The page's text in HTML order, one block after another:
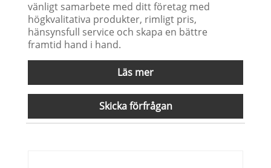
vänligt samarbete med ditt företag med
högkvalitativa produkter, rimligt pris,
hänsynsfull service och skapa en bättre
framtid hand i hand.
Läs mer
Skicka förfrågan